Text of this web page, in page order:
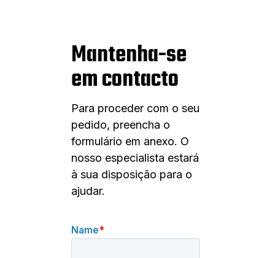
Mantenha-se
em contacto
Para proceder com o seu
pedido, preencha o
formulário em anexo. O
nosso especialista estará
à sua disposição para o
ajudar.